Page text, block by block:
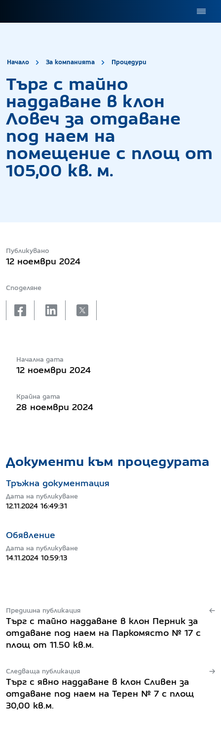
Начало За компанията Процедури
Търг с тайно
наддаване в клон
Ловеч за отдаване
под наем на
помещение с площ от
105,00 кв. м.
Публикувано
12 ноември 2024
Споделяне
facebooklinkedinX
Начална дата
12 ноември 2024
Крайна дата
28 ноември 2024
Предишна публикация
Търг с тайно наддаване в клон Перник за
отдаване под наем на Паркомясто № 17 с
площ от 11.50 кв.м.
Следваща публикация
Търг с явно наддаване в клон Сливен за
отдаване под наем на Терен № 7 с площ
30,00 кв.м.
Документи към процедурата
Тръжна документация
Дата на публикуване
12.11.2024 16:49:31
Обявление
Дата на публикуване
14.11.2024 10:59:13